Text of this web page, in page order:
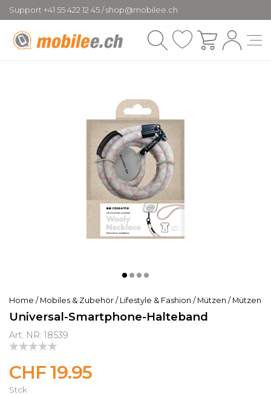
Support +41 55 422 12 45 / shop@mobilee.ch
Home / Mobiles & Zubehör / Lifestyle & Fashion / Mützen / Mützen
Universal-Smartphone-Halteband
Art. NR: 18539
CHF 19.95
Stck